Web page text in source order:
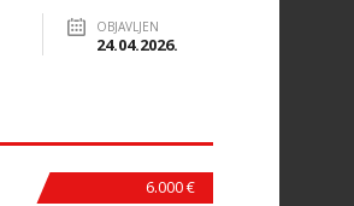
OBJAVLJEN
24.04.2026.
6.000 €